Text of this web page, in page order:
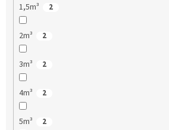
1,5m³ 2
2m³ 2
3m³ 2
4m³ 2
5m³ 2